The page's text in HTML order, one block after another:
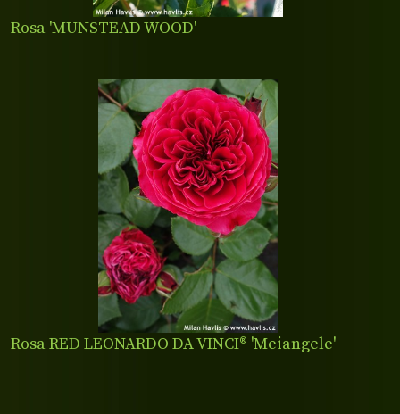
Rosa 'MUNSTEAD WOOD'
Rosa RED LEONARDO DA VINCI® 'Meiangele'